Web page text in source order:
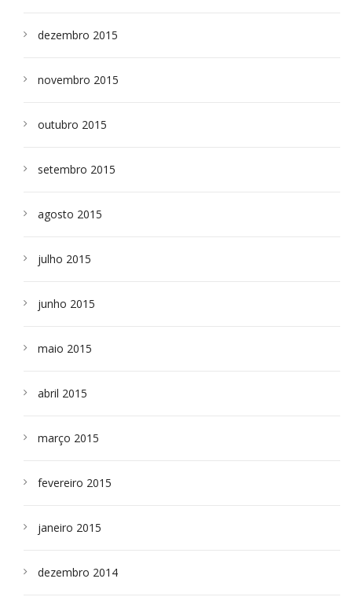
dezembro 2015
novembro 2015
outubro 2015
setembro 2015
agosto 2015
julho 2015
junho 2015
maio 2015
abril 2015
março 2015
fevereiro 2015
janeiro 2015
dezembro 2014